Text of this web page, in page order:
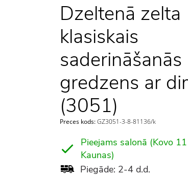
Dzeltenā zelta
klasiskais
saderināšanās
gredzens ar
(3051)
Preces kods:GZ3051-3-8-81136/k
Pieejams salonā (Kovo
Kaunas)
Piegāde: 2-4 d.d.